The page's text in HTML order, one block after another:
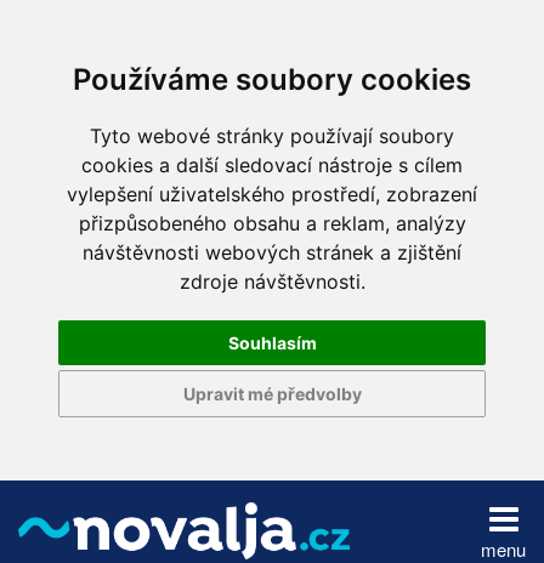
Používáme soubory cookies
Tyto webové stránky používají soubory
cookies a další sledovací nástroje s cílem
vylepšení uživatelského prostředí, zobrazení
přizpůsobeného obsahu a reklam, analýzy
návštěvnosti webových stránek a zjištění
zdroje návštěvnosti.
Souhlasím
Upravit mé předvolby
menu